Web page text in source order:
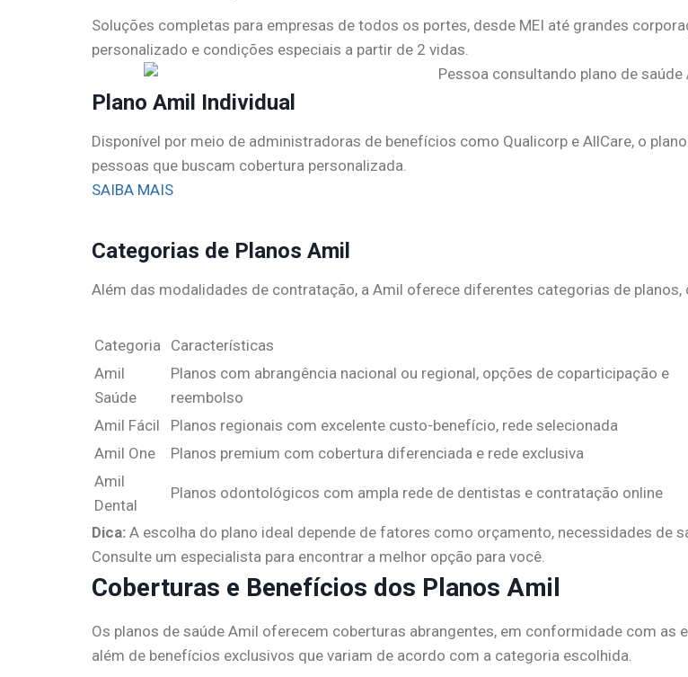
Soluções completas para empresas de todos os portes, desde MEI até grandes
personalizado e condições especiais a partir de 2 vidas.
Plano Amil Individual
Disponível por meio de administradoras de benefícios como Qualicorp e AllCare, o
pessoas que buscam cobertura personalizada.
SAIBA MAIS
Categorias de Planos Amil
Além das modalidades de contratação, a Amil oferece diferentes categorias de
Categoria Características
Amil
Saúde
Planos com abrangência nacional ou regional, opções de coparticipação e
reembolso
Amil Fácil Planos regionais com excelente custo-benefício, rede selecionada
Amil One
Planos premium com cobertura diferenciada e rede exclusiva
Amil
Dental
Planos odontológicos com ampla rede de dentistas e contratação online
Dica: A escolha do plano ideal depende de fatores como orçamento, necessidades de
Consulte um especialista para encontrar a melhor opção para você.
Coberturas e Benefícios dos Planos Amil
Os planos de saúde Amil oferecem coberturas abrangentes, em conformidade com as
além de benefícios exclusivos que variam de acordo com a categoria escolhida.